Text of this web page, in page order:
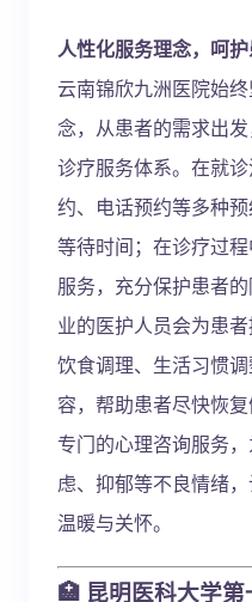
人性化服务理念，呵
云南锦欣九洲医院始
念，从患者的需求出
诊疗服务体系。在就
约、电话预约等多种
等待时间；在诊疗过
服务，充分保护患者
业的医护人员会为患
饮食调理、生活习惯
容，帮助患者尽快恢
专门的心理咨询服务
虑、抑郁等不良情绪
温暖与关怀。
🏥 昆明医科大学